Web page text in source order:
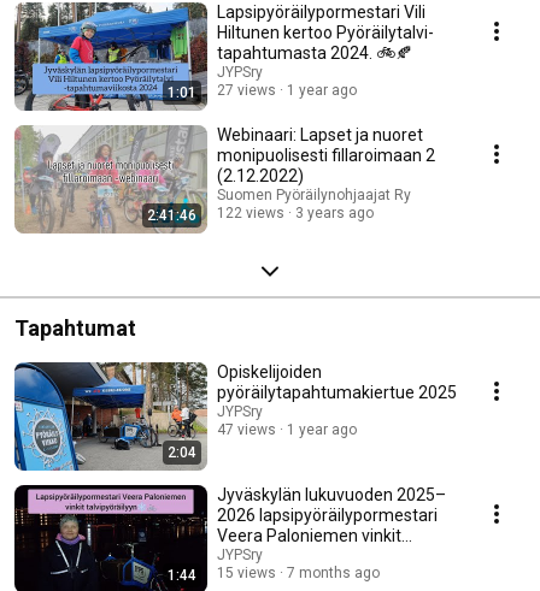
1:01
Lapsipyöräilypormestari Vili
Hiltunen kertoo Pyöräilytalvi-
tapahtumasta 2024. 🚲🍂
JYPSry
27 views
1 year ago
2:41:46
Webinaari: Lapset ja nuoret
monipuolisesti fillaroimaan 2
(2.12.2022)
Suomen Pyöräilynohjaajat Ry
122 views
3 years ago
Tapahtumat
2:04
Opiskelijoiden
pyöräilytapahtumakiertue 2025
JYPSry
47 views
1 year ago
1:44
Jyväskylän lukuvuoden 2025–
2026 lapsipyöräilypormestari
Veera Paloniemen vinkit
talvipyöräilyyn
JYPSry
15 views
7 months ago